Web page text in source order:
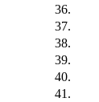
36.
37.
38.
39.
40.
41.